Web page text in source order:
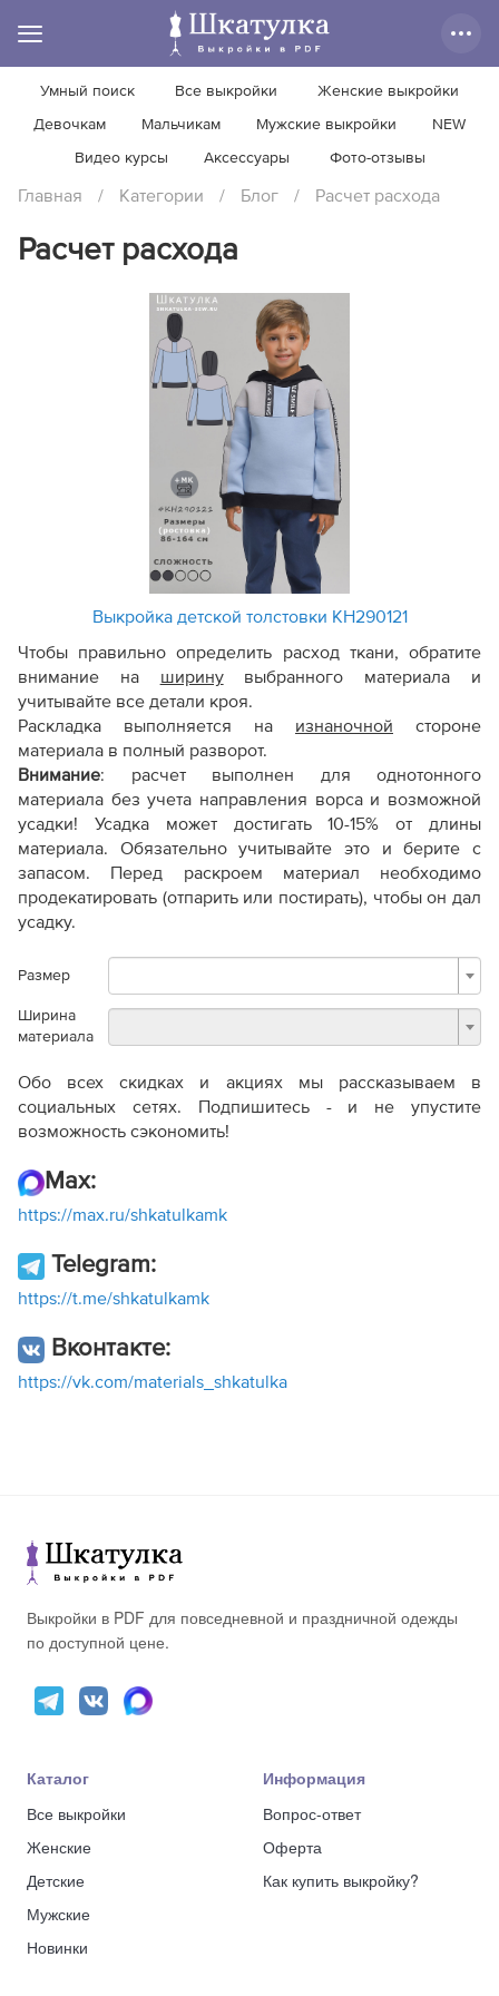
Умный поиск Все выкройки Женские выкройки
Девочкам Мальчикам Мужские выкройки NEW
Видео курсы Аксессуары Фото-отзывы
Главная / Категории / Блог / Расчет расхода
Расчет расхода
Выкройка детской толстовки KH290121
Чтобы правильно определить расход ткани, обратите
внимание на ширинувыбранного материала и
учитывайте все детали кроя.
Раскладка выполняется на изнаночной стороне
материала в полный разворот.
Внимание: расчет выполнен для однотонного
материала без учета направления ворса и возможной
усадки! Усадка может достигать 10-15% от длины
материала. Обязательно учитывайте это и берите с
запасом. Перед раскроем материал необходимо
продекатировать (отпарить или постирать), чтобы он дал
усадку.
Размер
Ширина
материала
Обо всех скидках и акциях мы рассказываем в
социальных сетях. Подпишитесь - и не упустите
возможность сэкономить!
Max:
https://max.ru/shkatulkamk
Telegram:
https://t.me/shkatulkamk
Вконтакте:
https://vk.com/materials_shkatulka
Выкройки в PDF для повседневной и праздничной одежды
по доступной цене.
Каталог
Все выкройки
Женские
Детские
Мужские
Новинки
Информация
Вопрос-ответ
Оферта
Как купить выкройку?